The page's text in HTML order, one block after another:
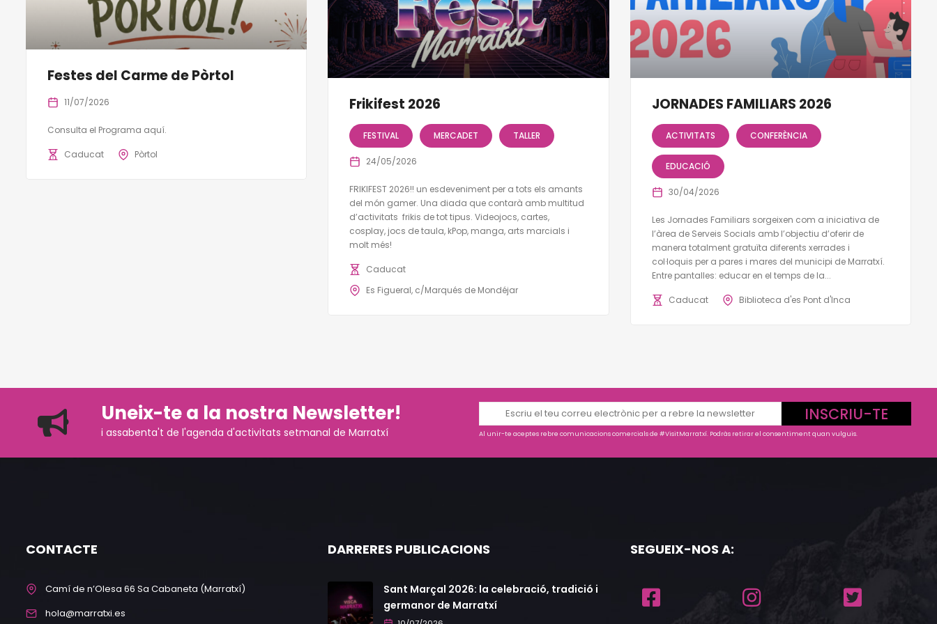
Festes del Carme de Pòrtol
11/07/2026
Consulta el Programa aquí.
Caducat Pòrtol
Frikifest 2026
FESTIVAL MERCADET TALLER
24/05/2026
FRIKIFEST 2026!! un esdeveniment per a tots els amants
del món gamer. Una diada que contarà amb multitud
d’activitats frikis de tot tipus. Videojocs, cartes,
cosplay, jocs de taula, kPop, manga, arts marcials i
molt més!
Caducat
Es Figueral, c/Marqués de Mondéjar
JORNADES FAMILIARS 2026
ACTIVITATS CONFERÈNCIA
EDUCACIÓ
30/04/2026
Les Jornades Familiars sorgeixen com a iniciativa de
l’àrea de Serveis Socials amb l’objectiu d’oferir de
manera totalment gratuïta diferents xerrades i
col·loquis per a pares i mares del municipi de Marratxí.
Entre pantalles: educar en el temps de la...
Caducat Biblioteca d'es Pont d'Inca
Uneix-te a la nostra Newsletter!
i assabenta't de l'agenda d'activitats setmanal de Marratxí
INSCRIU-TE
Al unir-te aceptes rebre comunicacions comercials de #VisitMarratxí. Podràs retirar el consentiment quan vulguis.
CONTACTE
Camí de n’Olesa 66 Sa Cabaneta (Marratxí)
hola@marratxi.es
DARRERES PUBLICACIONS
Sant Marçal 2026: la celebració, tradició i
germanor de Marratxí
SEGUEIX-NOS A: